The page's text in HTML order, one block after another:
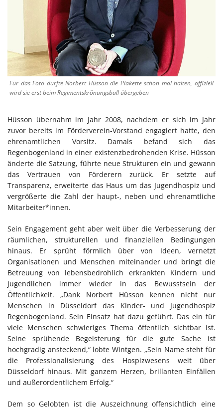
Für das Foto durfte Norbert Hüsson die Plakette schon mal halten, offiziell
wird sie erst beim Regimentskrönungsball übergeben
Hüsson übernahm im Jahr 2008, nachdem er sich im Jahr
zuvor bereits im Förderverein-Vorstand engagiert hatte, den
ehrenamtlichen Vorsitz. Damals befand sich das
Regenbogenland in einer existenzbedrohenden Krise. Hüsson
änderte die Satzung, führte neue Strukturen ein und gewann
das Vertrauen von Förderern zurück. Er setzte auf
Transparenz, erweiterte das Haus um das Jugendhospiz und
vergrößerte die Zahl der haupt-, neben und ehrenamtliche
Mitarbeiter*innen.
Sein Engagement geht aber weit über die Verbesserung der
räumlichen, strukturellen und finanziellen Bedingungen
hinaus. Er sprüht förmlich über von Ideen, vernetzt
Organisationen und Menschen miteinander und bringt die
Betreuung von lebensbedrohlich erkrankten Kindern und
Jugendlichen immer wieder in das Bewusstsein der
Öffentlichkeit. „Dank Norbert Hüsson kennen nicht nur
Menschen in Düsseldorf das Kinder- und Jugendhospiz
Regenbogenland. Sein Einsatz hat dazu geführt. Das ein für
viele Menschen schwieriges Thema öffentlich sichtbar ist.
Seine sprühende Begeisterung für die gute Sache ist
hochgradig ansteckend,“ lobte Wintgen. „Sein Name steht für
die Professionalisierung des Hospizwesens weit über
Düsseldorf hinaus. Mit ganzem Herzen, brillanten Einfällen
und außerordentlichem Erfolg.“
Dem so Gelobten ist die Auszeichnung offensichtlich eine